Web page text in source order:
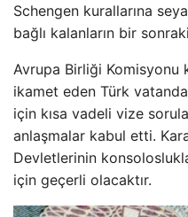
Schengen kurallarına
bağlı kalanların bir
Avrupa Birliği Komisyonu
ikamet eden Türk
için kısa vadeli vize
anlaşmalar kabul etti.
Devletlerinin
için geçerli olacaktır.